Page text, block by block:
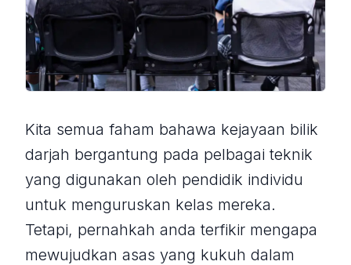
Kita semua faham bahawa kejayaan bilik
darjah bergantung pada pelbagai teknik
yang digunakan oleh pendidik individu
untuk menguruskan kelas mereka.
Tetapi, pernahkah anda terfikir mengapa
mewujudkan asas yang kukuh dalam